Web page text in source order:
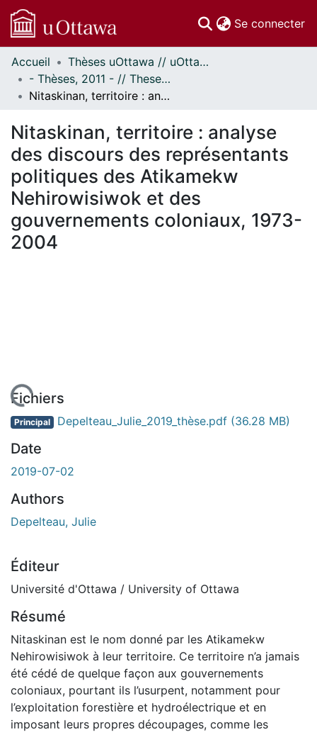
Se connecter
Communautés
et collections
Parcourir
À propos
Accueil
Thèses uOttawa // uOttawa Theses
- Thèses, 2011 - // Theses, 2011 -
Nitaskinan, territoire : analyse des discours des représentants politiques des Atikamekw Nehirowisiwok et des gouvernements coloniaux, 1973-2004
Nitaskinan, territoire : analyse
des discours des représentants
politiques des Atikamekw
Nehirowisiwok et des
gouvernements coloniaux, 1973-
2004
Fichiers
Principal Depelteau_Julie_2019_thèse.pdf (36.28 MB)
Date
2019-07-02
Authors
Depelteau, Julie
Éditeur
Université d'Ottawa / University of Ottawa
Résumé
Nitaskinan est le nom donné par les Atikamekw
Nehirowisiwok à leur territoire. Ce territoire n’a jamais
été cédé de quelque façon aux gouvernements
coloniaux, pourtant ils l’usurpent, notamment pour
l’exploitation forestière et hydroélectrique et en
imposant leurs propres découpages, comme les